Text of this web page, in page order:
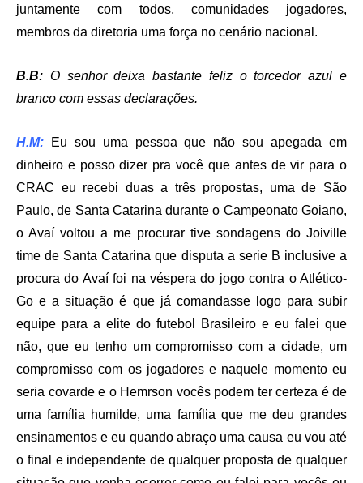
juntamente com todos, comunidades jogadores,
membros da diretoria uma força no cenário nacional.
B.B: O senhor deixa bastante feliz o torcedor azul e
branco com essas declarações.
H.M:
Eu sou uma pessoa que não sou apegada em
dinheiro e posso dizer pra você que antes de vir para o
CRAC eu recebi duas a três propostas, uma de São
Paulo, de Santa Catarina durante o Campeonato Goiano,
o Avaí voltou a me procurar tive sondagens do Joiville
time de Santa Catarina que disputa a serie B inclusive a
procura do Avaí foi na véspera do jogo contra o Atlético-
Go e a situação é que já comandasse logo para subir
equipe para a elite do futebol Brasileiro e eu falei que
não, que eu tenho um compromisso com a cidade, um
compromisso com os jogadores e naquele momento eu
seria covarde e o Hemrson vocês podem ter certeza é de
uma família humilde, uma família que me deu grandes
ensinamentos e eu quando abraço uma causa eu vou até
o final e independente de qualquer proposta de qualquer